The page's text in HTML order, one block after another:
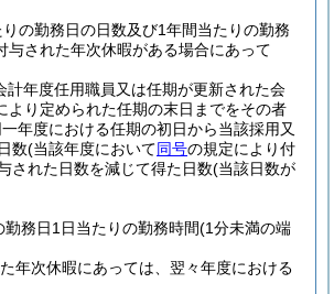
の勤務日の日数及び1年間当たりの勤務
された年次休暇がある場合にあって
年度任用職員又は任期が更新された会
り定められた任期の末日までをその者
年度における任期の初日から当該採用又
数(当該年度において同号の規定により付
された日数を減じて得た日数(当該日数が
務日1日当たりの勤務時間(1分未満の端
年次休暇にあっては、翌々年度における